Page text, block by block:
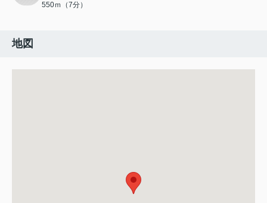
550ｍ（7分）
地図